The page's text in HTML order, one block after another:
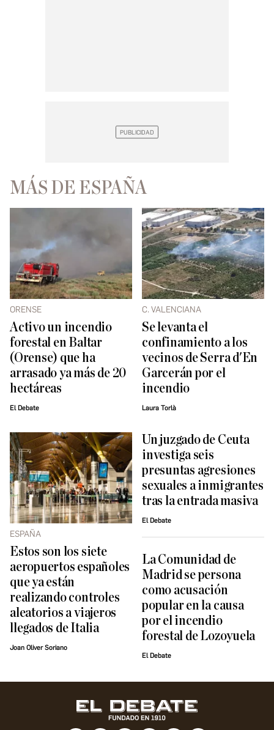
MÁS DE ESPAÑA
ORENSE
Activo un incendio
forestal en Baltar
(Orense) que ha
arrasado ya más de 20
hectáreas
El Debate
C. VALENCIANA
Se levanta el
confinamiento a los
vecinos de Serra d'En
Garcerán por el
incendio
Laura Torlà
ESPAÑA
Estos son los siete
aeropuertos españoles
que ya están
realizando controles
aleatorios a viajeros
llegados de Italia
Joan Oliver Soriano
Un juzgado de Ceuta
investiga seis
presuntas agresiones
sexuales a inmigrantes
tras la entrada masiva
El Debate
La Comunidad de
Madrid se persona
como acusación
popular en la causa
por el incendio
forestal de Lozoyuela
El Debate